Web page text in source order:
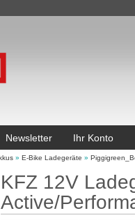
Newsletter Ihr Konto
» E-Bike Ladegeräte »
KFZ 12V
Active/